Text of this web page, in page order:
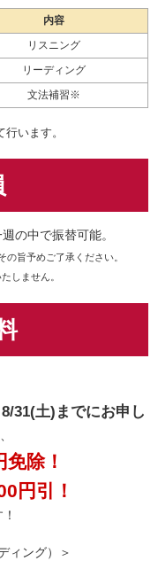
内容
リスニング
リーディング
文法補習※
います。
の中で振替可能。
旨予めご了承ください。
しません。
31(土)までにお申し
除！
円引！
ィング）＞